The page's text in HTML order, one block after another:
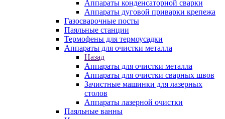
Аппараты конденсаторной сварки
Аппараты дуговой приварки крепежа
Газосварочные посты
Паяльные станции
Термофены для термоусадки
Аппараты для очистки металла
Назад
Аппараты для очистки металла
Аппараты для очистки сварных швов
Зачистные машинки для лазерных
столов
Аппараты лазерной очистки
Паяльные ванны